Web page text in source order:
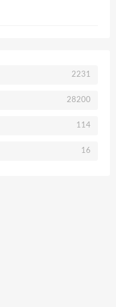
2231
28200
114
16